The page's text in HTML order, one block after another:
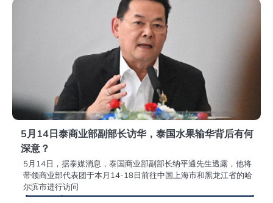
5月14日泰商业部副部长访华，泰国水果输华背后有何
深意？
5月14日，据泰媒消息，泰国商业部副部长纳平通先生透露，他将
带领商业部代表团于本月14-18日前往中国上海市和黑龙江省的哈
尔滨市进行访问